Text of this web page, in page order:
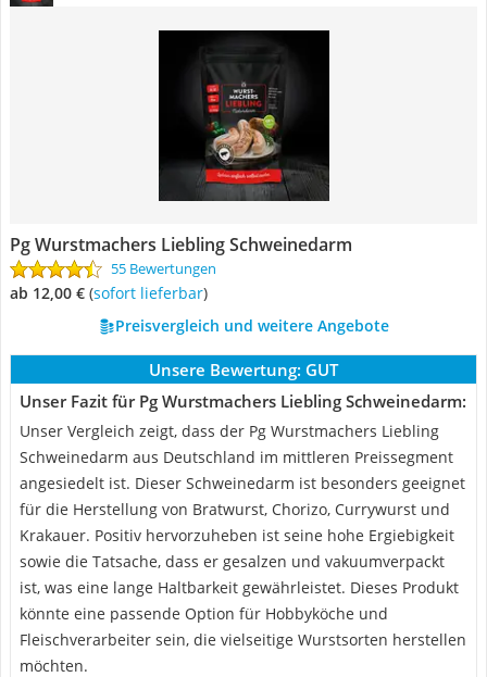
Pg Wurstmachers Liebling Schweinedarm
55 Bewertungen
ab 12,00 € ( Sofort lieferbar)
Preisvergleich und weitere Angebote
Unsere Bewertung: GUT
Unser Fazit für Pg Wurstmachers Liebling Schweinedarm:
Unser Vergleich zeigt, dass der Pg Wurstmachers Liebling
Schweinedarm aus Deutschland im mittleren Preissegment
angesiedelt ist. Dieser Schweinedarm ist besonders geeignet
für die Herstellung von Bratwurst, Chorizo, Currywurst und
Krakauer. Positiv hervorzuheben ist seine hohe Ergiebigkeit
sowie die Tatsache, dass er gesalzen und vakuumverpackt
ist, was eine lange Haltbarkeit gewährleistet. Dieses Produkt
könnte eine passende Option für Hobbyköche und
Fleischverarbeiter sein, die vielseitige Wurstsorten herstellen
möchten.